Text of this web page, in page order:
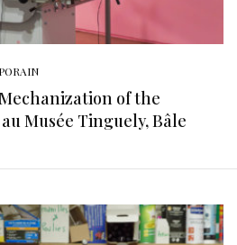
of the
Musée Tinguely, Bâle